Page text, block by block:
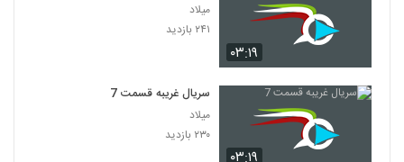
۰۳:۱۹
میلاد
۲۴۱ بازدید
سریال غریبه قسمت 7
میلاد
۲۳۰ بازدید